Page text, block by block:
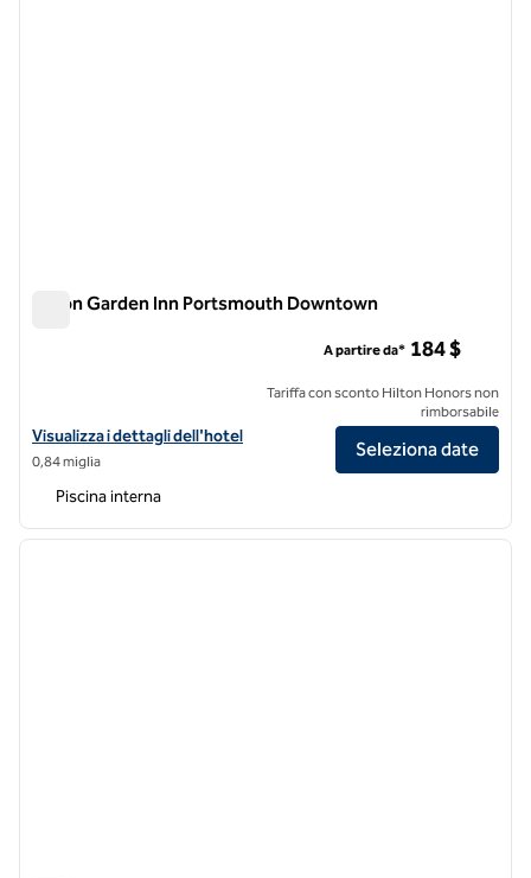
Hilton Garden Inn Portsmouth Downtown
Visualizza i dettagli dell'hotel Hilton Garden Inn Portsmouth
Visualizza i dettagli dell'hotel
0,84 miglia
A partire da* 184 $
Tariffa con sconto Hilton Honors non
rimborsabile
Seleziona date
Piscina interna
1 di 12